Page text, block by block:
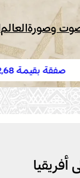
وصورةالعالم
صفقة بقيمة 2,68